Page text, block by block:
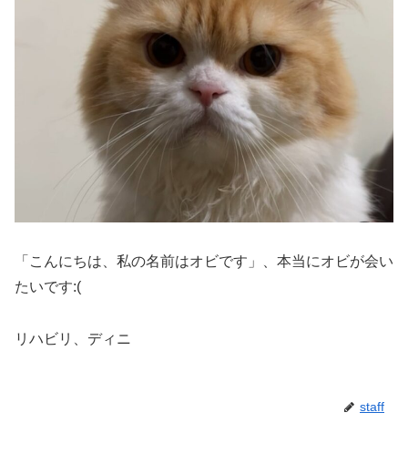
「こんにちは、私の名前はオビです」、本当にオビが会い
たいです:(
リハビリ、ディニ
staff